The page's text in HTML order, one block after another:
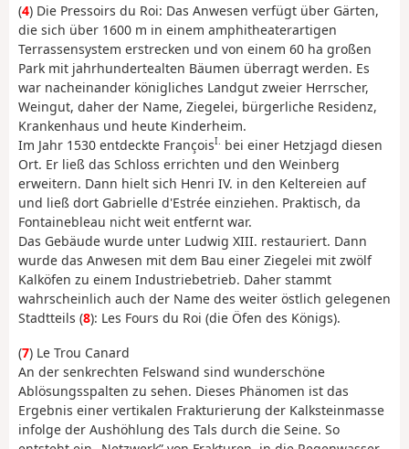
(4) Die Pressoirs du Roi: Das Anwesen verfügt über Gärten,
die sich über 1600 m in einem amphitheaterartigen
Terrassensystem erstrecken und von einem 60 ha großen
Park mit jahrhundertealten Bäumen überragt werden. Es
war nacheinander königliches Landgut zweier Herrscher,
Weingut, daher der Name, Ziegelei, bürgerliche Residenz,
Krankenhaus und heute Kinderheim.
Im Jahr 1530 entdeckte FrançoisI. bei einer Hetzjagd diesen
Ort. Er ließ das Schloss errichten und den Weinberg
erweitern. Dann hielt sich Henri IV. in den Keltereien auf
und ließ dort Gabrielle d'Estrée einziehen. Praktisch, da
Fontainebleau nicht weit entfernt war.
Das Gebäude wurde unter Ludwig XIII. restauriert. Dann
wurde das Anwesen mit dem Bau einer Ziegelei mit zwölf
Kalköfen zu einem Industriebetrieb. Daher stammt
wahrscheinlich auch der Name des weiter östlich gelegenen
Stadtteils (8): Les Fours du Roi (die Öfen des Königs).
(7) Le Trou Canard
An der senkrechten Felswand sind wunderschöne
Ablösungsspalten zu sehen. Dieses Phänomen ist das
Ergebnis einer vertikalen Frakturierung der Kalksteinmasse
infolge der Aushöhlung des Tals durch die Seine. So